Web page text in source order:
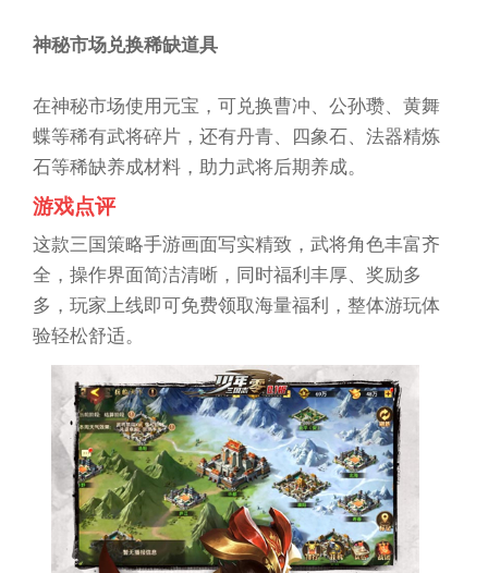
神秘市场兑换稀缺道具
在神秘市场使用元宝，可兑换曹冲、公孙瓒、黄舞
蝶等稀有武将碎片，还有丹青、四象石、法器精炼
石等稀缺养成材料，助力武将后期养成。
游戏点评
这款三国策略手游画面写实精致，武将角色丰富齐
全，操作界面简洁清晰，同时福利丰厚、奖励多
多，玩家上线即可免费领取海量福利，整体游玩体
验轻松舒适。